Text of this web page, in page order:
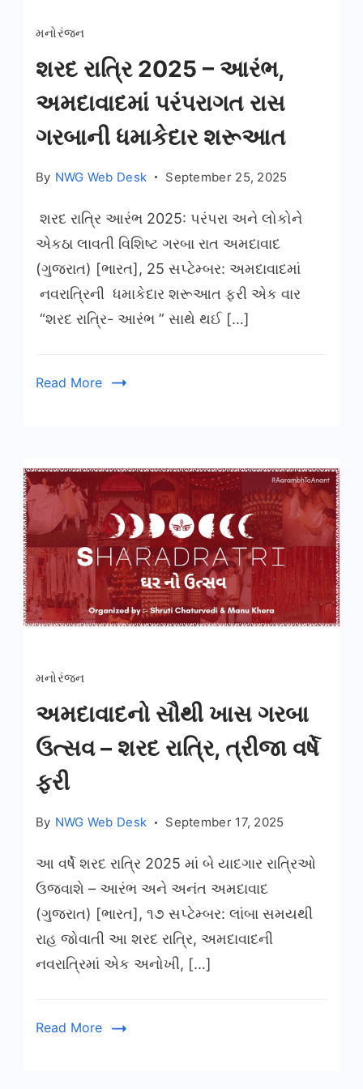
મનોરંજન
શરદ રાત્રિ 2025 – આરંભ,
અમદાવાદમાં પરંપરાગત રાસ
ગરબાની ધમાકેદાર શરૂઆત
By NWG Web Desk September 25, 2025
શરદ રાત્રિ આરંભ 2025: પરંપરા અને લોકોને
એકઠા લાવતી વિશિષ્ટ ગરબા રાત અમદાવાદ
(ગુજરાત) [ભારત], 25 સપ્ટેમ્બર: અમદાવાદમાં
નવરાત્રિની ધમાકેદાર શરૂઆત ફરી એક વાર
“શરદ રાત્રિ- આરંભ ” સાથે થઈ […]
Read More
મનોરંજન
અમદાવાદનો સૌથી ખાસ ગરબા
ઉત્સવ – શરદ રાત્રિ, ત્રીજા વર્ષે
ફરી
By NWG Web Desk September 17, 2025
આ વર્ષે શરદ રાત્રિ 2025 માં બે યાદગાર રાત્રિઓ
ઉજવાશે – આરંભ અને અનંત અમદાવાદ
(ગુજરાત) [ભારત], ૧૭ સપ્ટેમ્બર: લાંબા સમયથી
રાહ જોવાતી આ શરદ રાત્રિ, અમદાવાદની
નવરાત્રિમાં એક અનોખી, […]
Read More